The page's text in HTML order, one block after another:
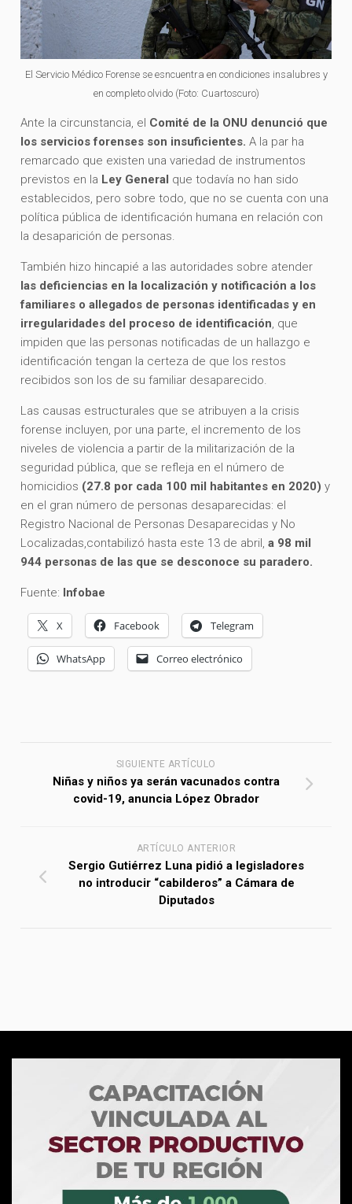
El Servicio Médico Forense se esncuentra en condiciones insalubres y
en completo olvido (Foto: Cuartoscuro)
Ante la circunstancia, el Comité de la ONU denunció que
los servicios forenses son insuficientes. A la par ha
remarcado que existen una variedad de instrumentos
previstos en la Ley General que todavía no han sido
establecidos, pero sobre todo, que no se cuenta con una
política pública de identificación humana en relación con
la desaparición de personas.
También hizo hincapié a las autoridades sobre atender
las deficiencias en la localización y notificación a los
familiares o allegados de personas identificadas y en
irregularidades del proceso de identificación, que
impiden que las personas notificadas de un hallazgo e
identificación tengan la certeza de que los restos
recibidos son los de su familiar desaparecido.
Las causas estructurales que se atribuyen a la crisis
forense incluyen, por una parte, el incremento de los
niveles de violencia a partir de la militarización de la
seguridad pública, que se refleja en el número de
homicidios (27.8 por cada 100 mil habitantes en 2020)y
en el gran número de personas desaparecidas: el
Registro Nacional de Personas Desaparecidas y No
Localizadas,contabilizó hasta este 13 de abril,a 98 mil
944 personas de las que se desconoce su paradero.
Fuente: Infobae
X Facebook Telegram
WhatsApp Correo electrónico
SIGUIENTE ARTÍCULO
Niñas y niños ya serán vacunados contra
covid-19, anuncia López Obrador
ARTÍCULO ANTERIOR
Sergio Gutiérrez Luna pidió a legisladores
no introducir “cabilderos” a Cámara de
Diputados